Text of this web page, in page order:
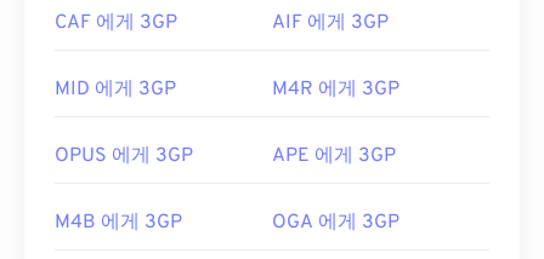
개발자: Microsoft
유용한 링크:
_TV_쇼)
https://docs.microsoft.com/en-us/이전-버
전/windows/desktop/windows-media-center-
니다. AutoGK가
그 예입니다. 모바일이 아닌 환경에
로변환하세요.
유용한 링크:
CAF 에게 3GP AIF 에게 3GP
MID 에게 3GP M4R 에게 3GP
OPUS 에게 3GP APE 에게 3GP
M4B 에게 3GP OGA 에게 3GP